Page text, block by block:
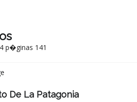
p�ginas 141
De La Patagonia